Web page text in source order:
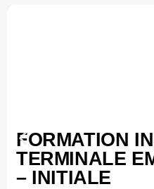
FORMATION
TERMINALE
– INITIALE